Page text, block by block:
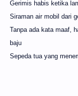
Gerimis habis ketika
Siraman air mobil dari
Tanpa ada kata maaf,
baju
Sepeda tua yang